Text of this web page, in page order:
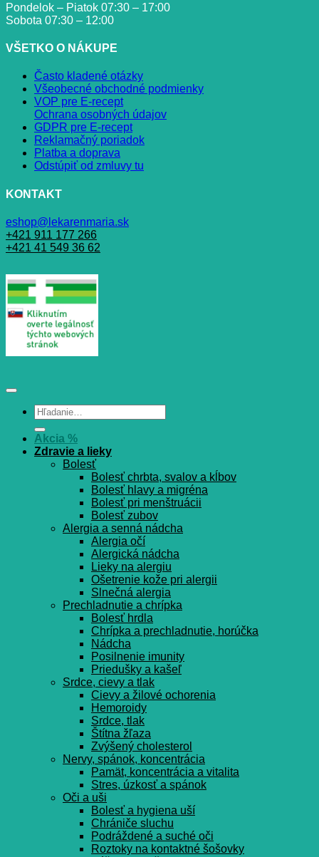
Pondelok – Piatok 07:30 – 17:00
Sobota 07:30 – 12:00
VŠETKO O NÁKUPE
Často kladené otázky
Všeobecné obchodné podmienky
VOP pre E-recept
Ochrana osobných údajov
GDPR pre E-recept
Reklamačný poriadok
Platba a doprava
Odstúpiť od zmluvy tu
KONTAKT
eshop@lekarenmaria.sk
+421 911 177 266
+421 41 549 36 62
Hľadať:
Akcia %
Zdravie a lieky
Bolesť
Bolesť chrbta, svalov a kĺbov
Bolesť hlavy a migréna
Bolesť pri menštruácii
Bolesť zubov
Alergia a senná nádcha
Alergia očí
Alergická nádcha
Lieky na alergiu
Ošetrenie kože pri alergii
Slnečná alergia
Prechladnutie a chrípka
Bolesť hrdla
Chrípka a prechladnutie, horúčka
Nádcha
Posilnenie imunity
Priedušky a kašeľ
Srdce, cievy a tlak
Cievy a žilové ochorenia
Hemoroidy
Srdce, tlak
Štítna žľaza
Zvýšený cholesterol
Nervy, spánok, koncentrácia
Pamät, koncentrácia a vitalita
Stres, úzkosť a spánok
Oči a uši
Bolesť a hygiena uší
Chrániče sluchu
Podráždené a suché oči
Roztoky na kontaktné šošovky